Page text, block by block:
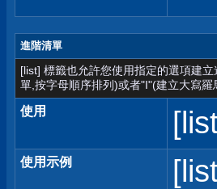
進階清單
[list] 標籤也允許您使用指定的選項建
單,按字母順序排列)或者"I"(建立大寫
使用
使用示例